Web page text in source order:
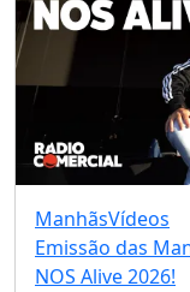
ManhãsVídeos
Emissão das
NOS Alive 2026!